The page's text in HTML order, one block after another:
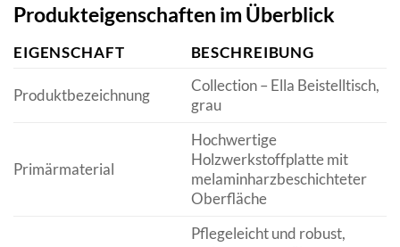
Produkteigenschaften im Überblick
EIGENSCHAFT BESCHREIBUNG
Produktbezeichnung
Collection – Ella Beistelltisch,
grau
Primärmaterial
Hochwertige
Holzwerkstoffplatte mit
melaminharzbeschichteter
Oberfläche
Pflegeleicht und robust,